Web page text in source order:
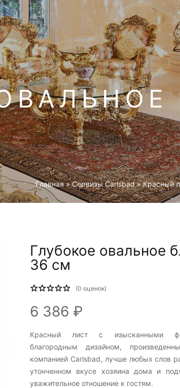
Главная »Cервизы Carlsbad »Красный
Глубокое овальное
36 см
(0 оценок)
6 386 ₽
Красный лист c изысканными
благородным дизайном,
компанией Carlsbad, лучше любых слов
утонченном вкусе хозяина дома и
уважительное отношение к гостям.